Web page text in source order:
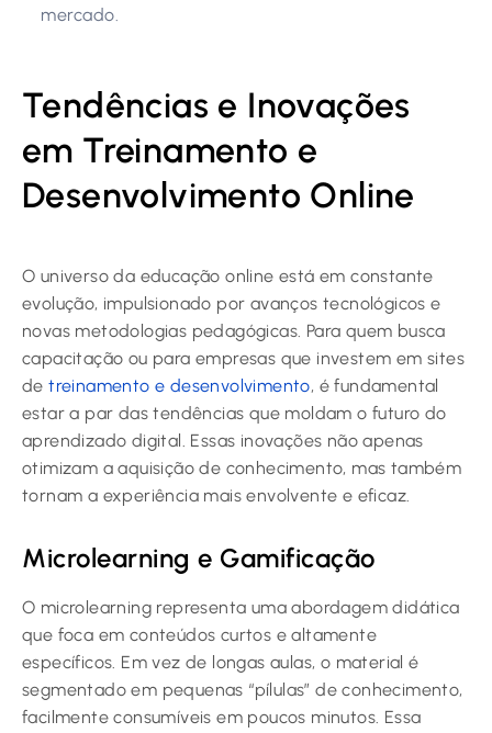
mercado.
Tendências e Inovações
em Treinamento e
Desenvolvimento Online
O universo da educação online está em constante
evolução, impulsionado por avanços tecnológicos e
novas metodologias pedagógicas. Para quem busca
capacitação ou para empresas que investem em sites
detreinamento e desenvolvimento, é fundamental
estar a par das tendências que moldam o futuro do
aprendizado digital. Essas inovações não apenas
otimizam a aquisição de conhecimento, mas também
tornam a experiência mais envolvente e eficaz.
Microlearning e Gamificação
O microlearning representa uma abordagem didática
que foca em conteúdos curtos e altamente
específicos. Em vez de longas aulas, o material é
segmentado em pequenas “pílulas” de conhecimento,
facilmente consumíveis em poucos minutos. Essa